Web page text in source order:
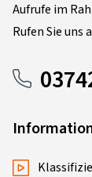
Aufrufe im
Rufen Sie uns